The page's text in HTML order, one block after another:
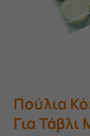
Πούλια
Για Τάβλι